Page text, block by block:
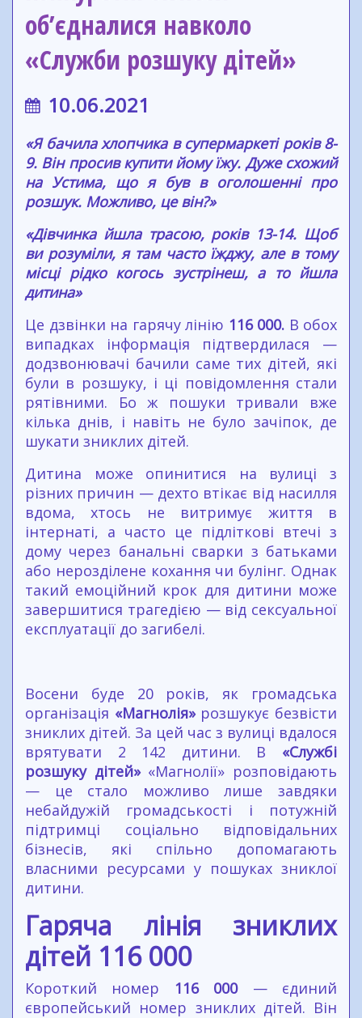
об’єдналися навколо
«Служби розшуку дітей»
10.06.2021
«Я бачила хлопчика в супермаркеті років 8-
9. Він просив купити йому їжу. Дуже схожий
на Устима, що я був в оголошенні про
розшук. Можливо, це він?»
«Дівчинка йшла трасою, років 13-14. Щоб
ви розуміли, я там часто їжджу, але в тому
місці рідко когось зустрінеш, а то йшла
дитина»
Це дзвінки на гарячу лінію 116 000. В обох
випадках інформація підтвердилася —
додзвонювачі бачили саме тих дітей, які
були в розшуку, і ці повідомлення стали
рятівними. Бо ж пошуки тривали вже
кілька днів, і навіть не було зачіпок, де
шукати зниклих дітей.
Дитина може опинитися на вулиці з
різних причин — дехто втікає від насилля
вдома, хтось не витримує життя в
інтернаті, а часто це підліткові втечі з
дому через банальні сварки з батьками
або нерозділене кохання чи булінг. Однак
такий емоційний крок для дитини може
завершитися трагедією — від сексуальної
експлуатації до загибелі.
Восени буде 20 років, як громадська
організація «Магнолія»розшукує безвісти
зниклих дітей. За цей час з вулиці вдалося
врятувати 2 142 дитини. В «Службі
розшуку дітей» «Магнолії» розповідають
— це стало можливо лише завдяки
небайдужій громадськості і потужній
підтримці соціально відповідальних
бізнесів, які спільно допомагають
власними ресурсами у пошуках зниклої
дитини.
Гаряча лінія зниклих
дітей 116 000
Короткий номер 116 000 — єдиний
європейський номер зниклих дітей. Він